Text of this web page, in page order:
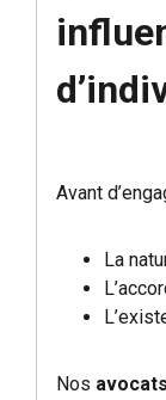
Avant
La
Nos